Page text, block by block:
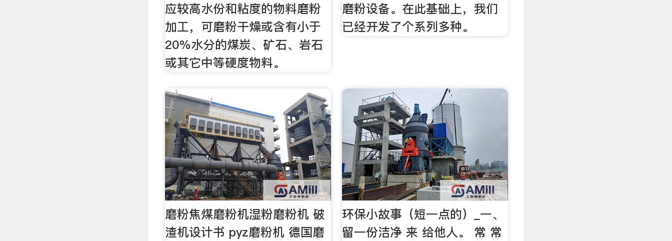
应较高水份和粘度的物料磨粉
加工，可磨粉干燥或含有小于
20％水分的煤炭、矿石、岩石
或其它中等硬度物料。
磨粉设备。在此基础上，我们
已经开发了个系列多种。
磨粉焦煤磨粉机湿粉磨粉机 破
渣机设计书 pyz磨粉机 德国磨
环保小故事（短一点的）_一、
留一份洁净 来 给他人。 常 常